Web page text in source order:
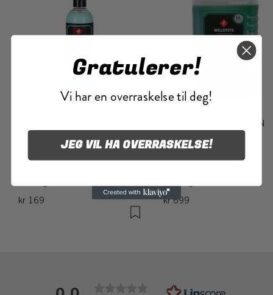
kr 169
WELDTITE BIKE
CONCENTRATE 1L
kr 699
Gratulerer!
Vi har en overraskelse til deg!
JEG VIL HA OVERRASKELSE!